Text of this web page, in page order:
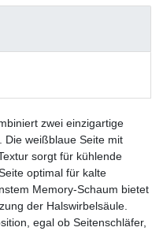
zwei einzigartige
Die weißblaue Seite mit
sorgt für kühlende
optimal für kalte
Memory-Schaum bietet
der Halswirbelsäule.
egal ob Seitenschläfer,